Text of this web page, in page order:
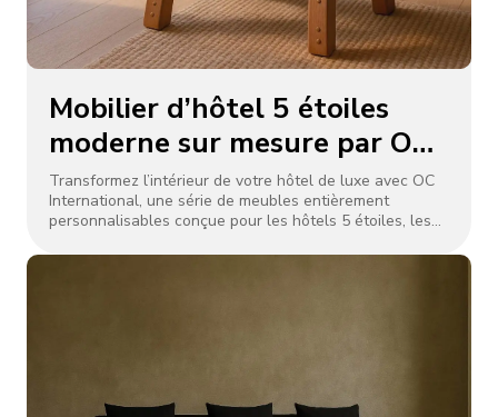
Mobilier d’hôtel 5 étoiles
moderne sur mesure par OC
International
Transformez l’intérieur de votre hôtel de luxe avec OC
International, une série de meubles entièrement
personnalisables conçue pour les hôtels 5 étoiles, les